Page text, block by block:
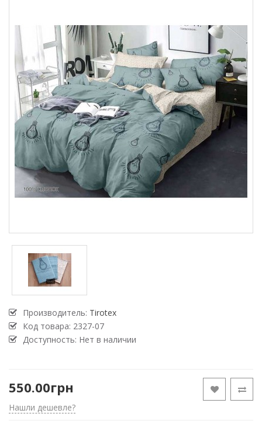
Производитель: Tirotex
Код товара: 2327-07
Доступность: Нет в наличии
550.00грн
Нашли дешевле?